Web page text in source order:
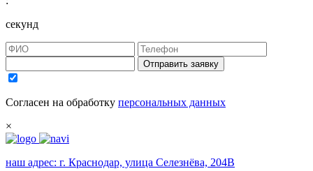
секунд
Отправить заявку
Согласен на обработку персональных данных
×
наш адрес: г. Краснодар, улица Селезнёва, 204В